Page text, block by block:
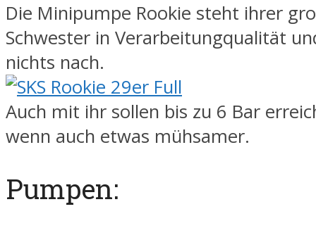
Die Minipumpe Rookie steht ihrer
Schwester in Verarbeitungqualität
nichts nach.
Auch mit ihr sollen bis zu 6 Bar
wenn auch etwas mühsamer.
Pumpen: